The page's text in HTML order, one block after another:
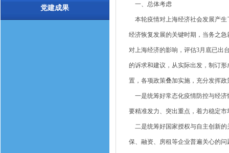
党建成果 一、总体考虑
本轮疫情对上海经济社会发展产生
经济恢复发展的关键时期，当务之
对上海经济的影响，评估3月底已出
的诉求和建议，从实际出发，制订
置，各项政策叠加实施，充分发挥
一是统筹好常态化疫情防控与经济
要精准发力、突出重点，着力稳定
二是统筹好国家授权与自主创新的
保、融资、房租等企业普遍关心的